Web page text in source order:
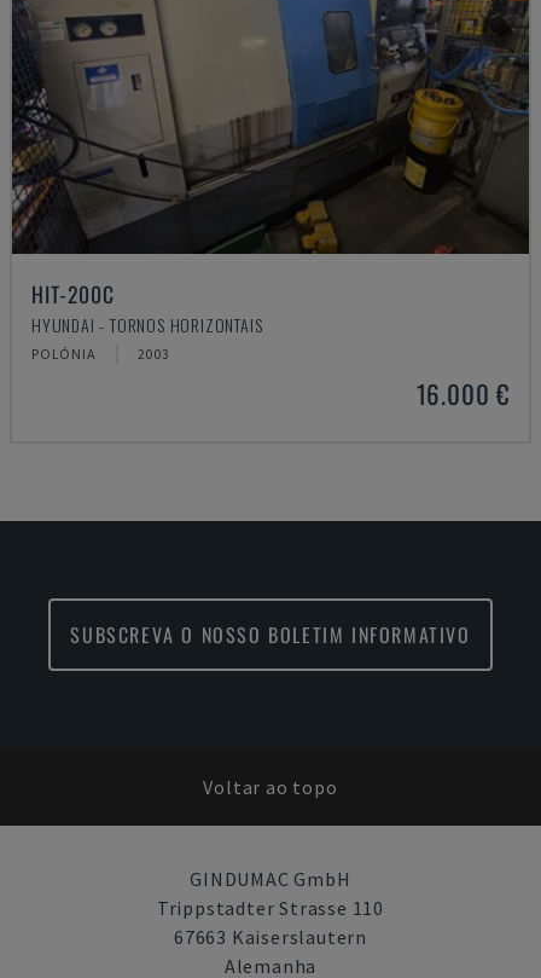
HIT-200C
HYUNDAI - TORNOS HORIZONTAIS
POLÓNIA 2003
16.000 €
SUBSCREVA O NOSSO BOLETIM INFORMATIVO
Voltar ao topo
GINDUMAC GmbH
Trippstadter Strasse 110
67663 Kaiserslautern
Alemanha